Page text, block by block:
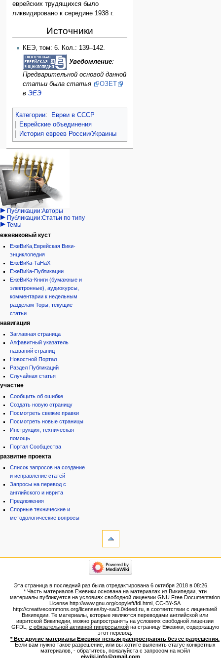
еврейских трудящихся было
ликвидировано к середине 1938 г.
Источники
КЕЭ, том: 6. Кол.: 139–142.
Уведомление:
Предварительной основой данной
статьи была статья
ОЗЕТ
в ЭЕЭ
Категории:
Евреи в СССР
Еврейские объединения
История евреев России/Украины
Навигация
персональные инструменты
войти
запрос
учётной
записи
категории
Израиль:Страна и
государство
Иудаизм
Народ
Проекты
Проекты/Участники/
дополнения
Публикации:Авторы
Публикации:Статьи по типу
Темы
ежевиковый куст
ЕжеВиКа,Еврейская Вики-
энциклопедия
ЕжеВиКа-ТаНаХ
ЕжеВиКа-Публикации
ЕжеВиКа-Книги (бумажные и
электронные), аудиокурсы,
комментарии к недельным
разделам Торы, текущие
статьи
навигация
Заглавная страница
Алфавитный указатель
названий страниц
Новостной Портал
Раздел Публикаций
Случайная статья
участие
Сообщить об ошибке
Создать новую страницу
Посмотреть свежие правки
Посмотреть новые страницы
Инструкция, техническая
помощь
Портал Сообщества
развитие проекта
Список запросов на создание
и исправление статей
Запросы на перевод с
английского и иврита
Предложения
Спорные технические и
методологические вопросы
Версия
для
Постоянная
ссылка
Сведения
о странице
категории
Народ
Проекты
Проекты/Участники/
дополнения
Публикации:Авторы
Публикации:Статьи по типу
Темы
ежевиковый куст
ЕжеВиКа,Еврейская Вики-
Эта страница в последний раз была отредактирована 6 октября 2018 в 08:26.
* Часть материалов Ежевики основана на материалах из Википедии, эти
материалы публикуется на условиях свободной лицензии GNU Free Documentation
License http://www.gnu.org/copyleft/fdl.html, CC-BY-SA
http://creativecommons.org/licenses/by-sa/3.0/deed.ru, в соответствии с лицензией
Википедии. Те материалы, которые являются переводами английской или
ивритской Википедии, можно рапространять на условиях свободной лицензии
GFDL, с обязательной активной гиперссылкойна страницу Ежевики, содержащую
этот перевод.
* Все другие материалы Ежевики нельзя распространять без ее разрешения.
Если вам нужно такое разрешение, или вы хотите выяснить статус конкретных
материалов, - обратитесь, пожалуйста с запросом на мэйл
ejwiki.info@gmail.com